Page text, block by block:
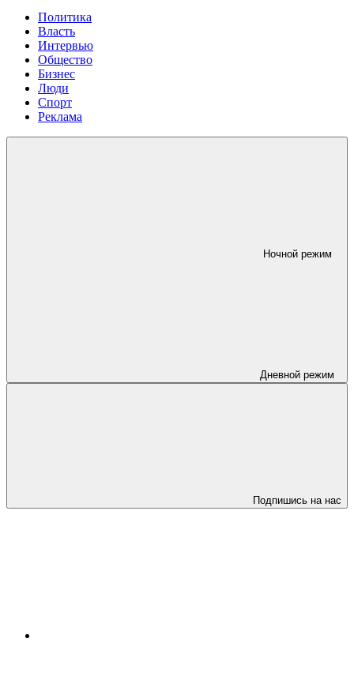
Политика
Власть
Интервью
Общество
Бизнес
Люди
Спорт
Реклама
Ночной режим
Дневной режим
Подпишись на нас